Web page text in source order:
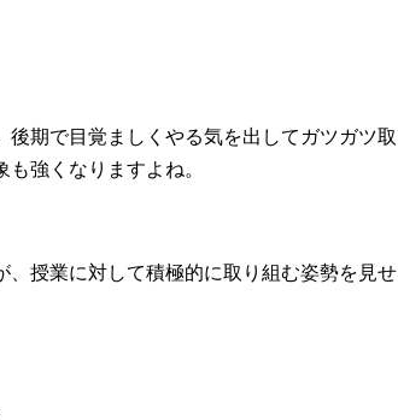
期で目覚ましくやる気を出してガツガツ取
強くなりますよね。
、授業に対して積極的に取り組む姿勢を見せ